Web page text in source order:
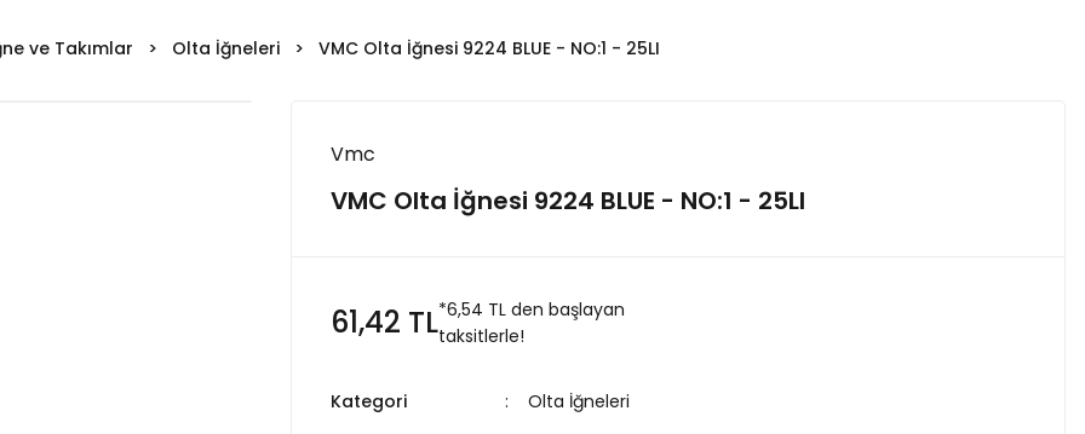
ve Takımlar Olta İğneleri VMC Olta İğnesi 9224 BLUE - NO:1 - 25LI
Vmc
VMC Olta İğnesi 9224 BLUE - NO:1 - 25LI
61,42 TL*6,54 TL den başlayan
taksitlerle!
Kategori
Olta İğneleri